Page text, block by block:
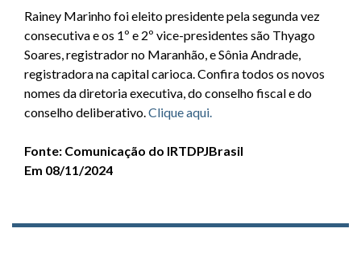
Rainey Marinho foi eleito presidente pela segunda vez
consecutiva e os 1º e 2º vice-presidentes são Thyago
Soares, registrador no Maranhão, e Sônia Andrade,
registradora na capital carioca. Confira todos os novos
nomes da diretoria executiva, do conselho fiscal e do
conselho deliberativo.Clique aqui.
Fonte: Comunicação do IRTDPJBrasil
Em 08/11/2024